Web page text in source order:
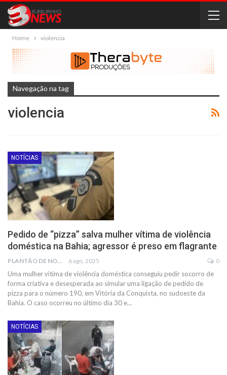
Home violencia
Navegação na tag
violencia
NOTÍCIAS
Pedido de “pizza” salva mulher vítima de violência
doméstica na Bahia; agressor é preso em flagrante
PLANTÃO DE NOTÍCIAS 6 ago, 2025 0
Uma mulher vítima de violência doméstica conseguiu pedir socorro de
forma criativa e desesperada ao simular uma ligação de pedido de
pizza para o número 190, em Vitória da Conquista, no sudoeste da
Bahia. O caso ocorreu no último dia 30 e…
NOTÍCIAS